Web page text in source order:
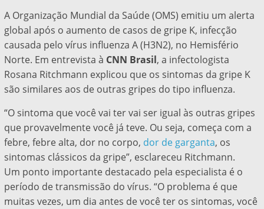
A Organização Mundial da Saúde (OMS) emitiu um alerta
global após o aumento de casos de gripe K, infecção
causada pelo vírus influenza A (H3N2), no Hemisfério
Norte. Em entrevista à CNN Brasil, a infectologista
Rosana Ritchmann explicou que os sintomas da gripe K
são similares aos de outras gripes do tipo influenza.
“O sintoma que você vai ter vai ser igual às outras gripes
que provavelmente você já teve. Ou seja, começa com a
febre, febre alta, dor no corpo, dor de garganta, os
sintomas clássicos da gripe”, esclareceu Ritchmann.
Um ponto importante destacado pela especialista é o
período de transmissão do vírus. “O problema é que
muitas vezes, um dia antes de você ter os sintomas, você